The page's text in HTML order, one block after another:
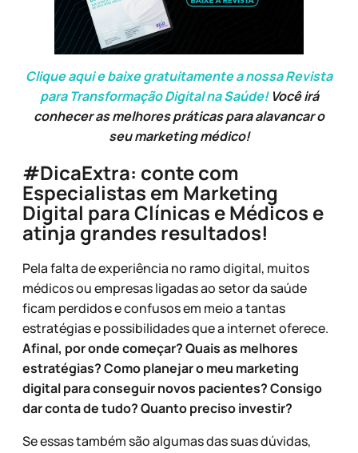
Clique aqui e baixe gratuitamente a nossa Revista
para Transformação Digital na Saúde!Você irá
conhecer as melhores práticas para alavancar o
seu marketing médico!
#DicaExtra: conte com
Especialistas em Marketing
Digital para Clínicas e Médicos e
atinja grandes resultados!
Pela falta de experiência no ramo digital, muitos
médicos ou empresas ligadas ao setor da saúde
ficam perdidos e confusos em meio a tantas
estratégias e possibilidades que a internet oferece.
Afinal, por onde começar? Quais as melhores
estratégias? Como planejar o meu marketing
digital para conseguir novos pacientes? Consigo
dar conta de tudo? Quanto preciso investir?
Se essas também são algumas das suas dúvidas,